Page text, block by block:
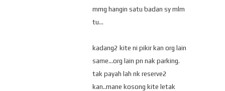
mmg hangin satu badan sy mlm
tu...
kadang2 kite ni pikir kan org lain
same...org lain pn nak parking.
tak payah lah nk reserve2
kan..mane kosong kite letak